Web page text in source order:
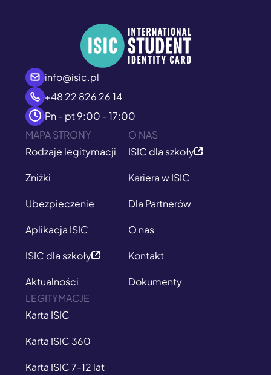
info@isic.pl
+48 22 826 26 14
Pn - pt 9:00 - 17:00
MAPA STRONY
Rodzaje legitymacji
Zniżki
Ubezpieczenie
Aplikacja ISIC
ISIC dla szkoły
Aktualności
O NAS
ISIC dla szkoły
Kariera w ISIC
Dla Partnerów
O nas
Kontakt
Dokumenty
LEGITYMACJE
Karta ISIC
Karta ISIC 360
Karta ISIC 7-12 lat